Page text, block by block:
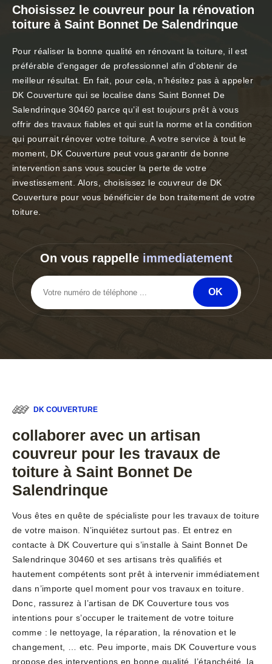
Choisissez le couvreur pour la rénovation
toiture à Saint Bonnet De Salendrinque
Pour réaliser la bonne qualité en rénovant la toiture, il est
préférable d’engager de professionnel afin d’obtenir de
meilleur résultat. En fait, pour cela, n’hésitez pas à appeler
DK Couverture qui se localise dans Saint Bonnet De
Salendrinque 30460 parce qu’il est toujours prêt à vous
offrir des travaux fiables et qui suit la norme et la condition
qui pourrait rénover votre toiture. A votre service à tout le
moment, DK Couverture peut vous garantir de bonne
intervention sans vous soucier la perte de votre
investissement. Alors, choisissez le couvreur de DK
Couverture pour vous bénéficier de bon traitement de votre
toiture.
On vous rappelle immediatement
DK COUVERTURE
collaborer avec un artisan
couvreur pour les travaux de
toiture à Saint Bonnet De
Salendrinque
Vous êtes en quête de spécialiste pour les travaux de toiture
de votre maison. N’inquiétez surtout pas. Et entrez en
contacte à DK Couverture qui s’installe à Saint Bonnet De
Salendrinque 30460 et ses artisans très qualifiés et
hautement compétents sont prêt à intervenir immédiatement
dans n’importe quel moment pour vos travaux en toiture.
Donc, rassurez à l’artisan de DK Couverture tous vos
intentions pour s’occuper le traitement de votre toiture
comme : le nettoyage, la réparation, la rénovation et le
changement, … etc. Peu importe, mais DK Couverture vous
propose des interventions en bonne qualité, l’étanchéité, la